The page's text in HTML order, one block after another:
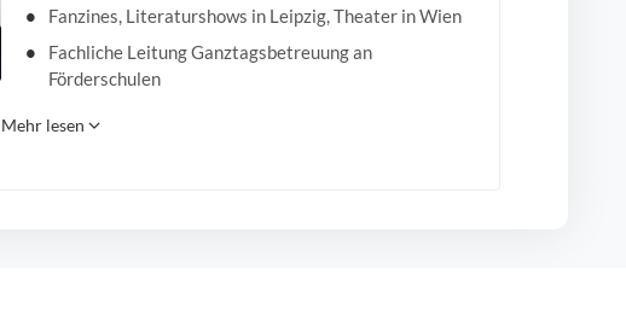
Fanzines, Literaturshows in Leipzig, Theater in Wien
Fachliche Leitung Ganztagsbetreuung an
Förderschulen
Mehr lesen